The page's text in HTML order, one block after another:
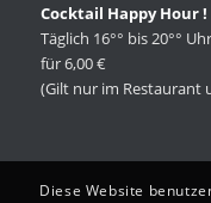
Cocktail Happy Hour !
Täglich 16°° bis 20°°
für 6,00 €
(Gilt nur im Restaurant
Diese Website